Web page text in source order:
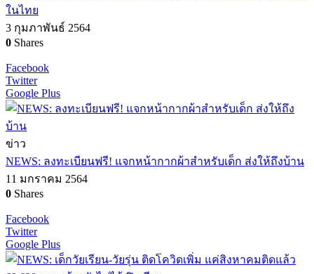
ในไทย
3 กุมภาพันธ์ 2564
0 Shares
Facebook
Twitter
Google Plus
ข่าว
NEWS: ลงทะเบียนฟรี! แจกหน้ากากผ้าสำหรับเด็ก ส่งให้ถึงบ้าน
11 มกราคม 2564
0 Shares
Facebook
Twitter
Google Plus